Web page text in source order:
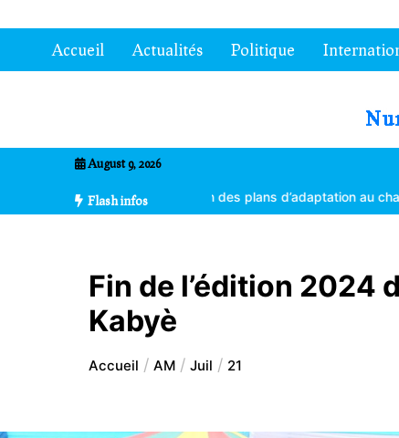
au
contenuAccueil Actualités Politique
August 9, 2026
Flash infos
la vulgarisation des plans d’adaptation au changement
Fin de l’édition 2024
Kabyè
Accueil AM Juil 21